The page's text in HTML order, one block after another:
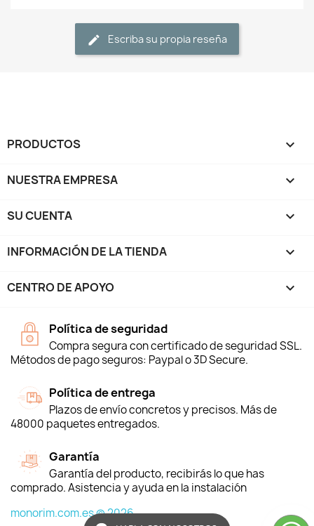
Escriba su propia reseña
PRODUCTOS 
NUESTRA EMPRESA 
SU CUENTA 
INFORMACIÓN DE LA TIENDA keyboard_arrow_down
CENTRO DE APOYO 
Política de seguridad
Compra segura con certificado de seguridad SSL.
Métodos de pago seguros: Paypal o 3D Secure.
Política de entrega
Plazos de envío concretos y precisos. Más de
48000 paquetes entregados.
Garantía
Garantía del producto, recibirás lo que has
comprado. Asistencia y ayuda en la instalación
monorim.com.es © 2026